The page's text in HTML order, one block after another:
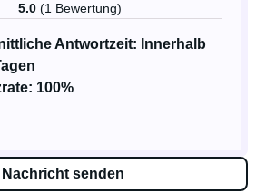
5.0 (1 Bewertung)
Antwortzeit: Innerhalb
100%
Nachricht senden